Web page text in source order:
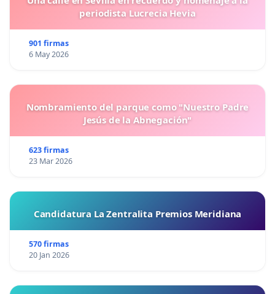
periodista Lucrecia Hevia
901 firmas
6 May 2026
Nombramiento del parque como "Nuestro Padre
Jesús de la Abnegación"
623 firmas
23 Mar 2026
Candidatura La Zentralita Premios Meridiana
570 firmas
20 Jan 2026